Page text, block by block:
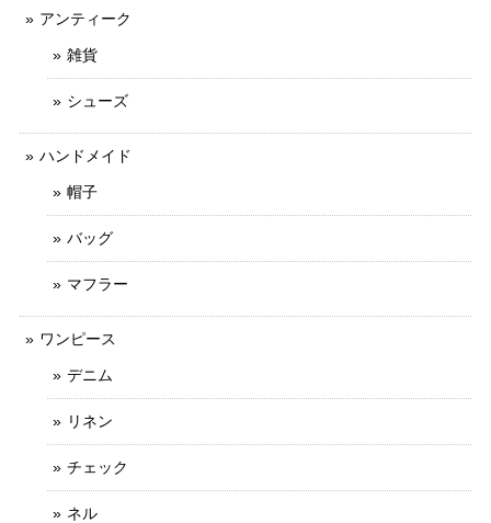
アンティーク
雑貨
シューズ
ハンドメイド
帽子
バッグ
マフラー
ワンピース
デニム
リネン
チェック
ネル